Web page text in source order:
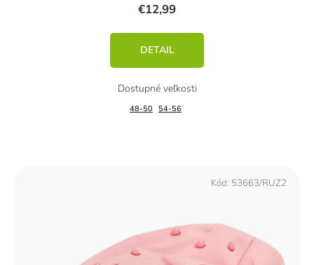
€12,99
DETAIL
48-50 54-56
Kód: 53663/RUZ2